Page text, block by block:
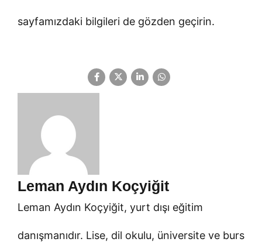
sayfamızdaki bilgileri de gözden geçirin.
Leman Aydın Koçyiğit
Leman Aydın Koçyiğit, yurt dışı eğitim
danışmanıdır. Lise, dil okulu, üniversite ve burs